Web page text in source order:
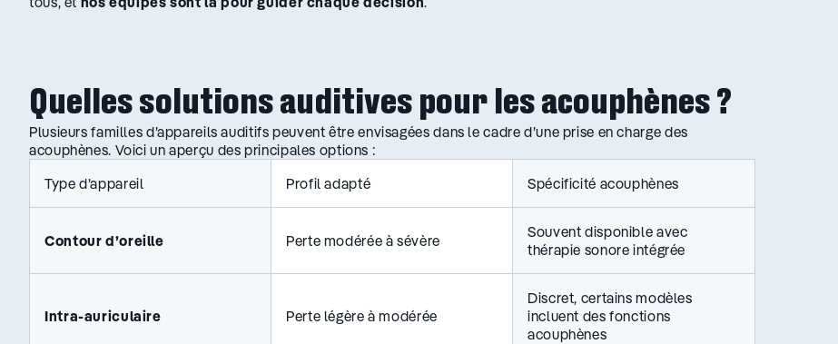
Quelles solutions auditives pour les acouphènes ?
Plusieurs familles d’appareils auditifs peuvent être envisagées dans le cadre d’une prise en charge des
acouphènes. Voici un aperçu des principales options :
Type d’appareil
Profil adapté Spécificité acouphènes
Contour d’oreille Perte modérée à sévère
Souvent disponible avec
thérapie sonore intégrée
Intra-auriculaire Perte légère à modérée
Discret, certains modèles
incluent des fonctions
acouphènes